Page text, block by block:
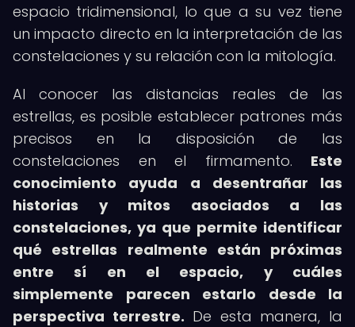
espacio tridimensional, lo que a su vez tiene
un impacto directo en la interpretación de las
constelaciones y su relación con la mitología.
Al conocer las distancias reales de las
estrellas, es posible establecer patrones más
precisos en la disposición de las
constelaciones en el firmamento. Este
conocimiento ayuda a desentrañar las
historias y mitos asociados a las
constelaciones, ya que permite identificar
qué estrellas realmente están próximas
entre sí en el espacio, y cuáles
simplemente parecen estarlo desde la
perspectiva terrestre. De esta manera, la